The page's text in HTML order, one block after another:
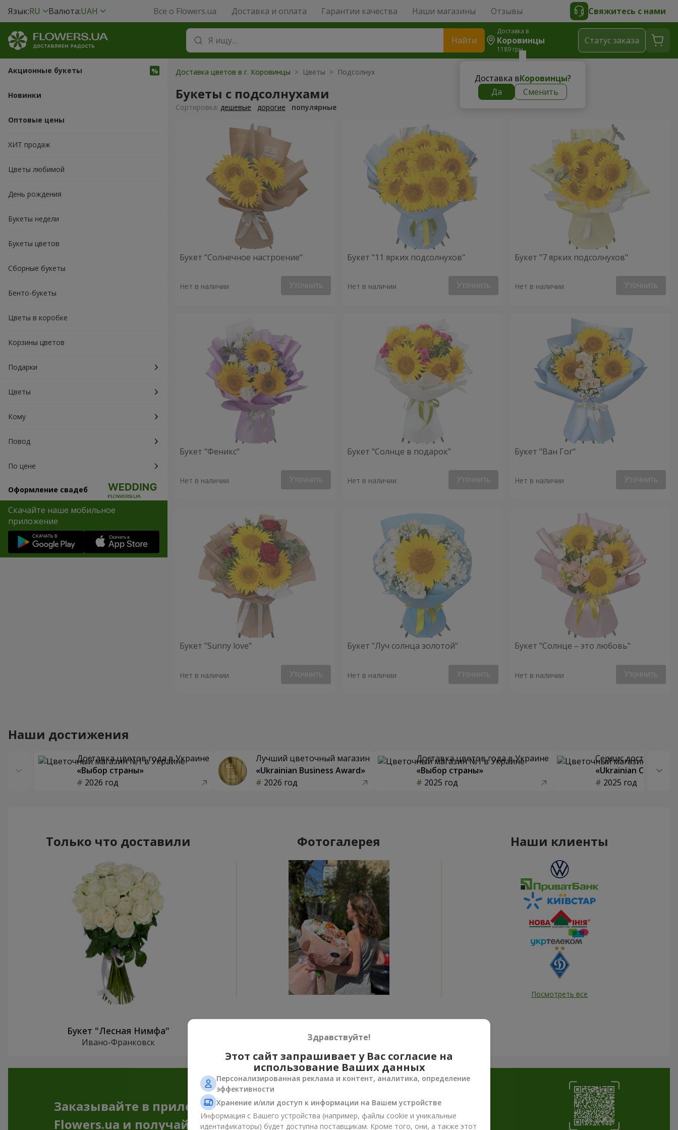
Язык:RU Валюта:UAH Все о Flowers.ua Доставка и оплата Гарантии качества Наши магазины Отзывы Свяжитесь с нами
Найти
Доставка в
Коровинцы
1189 грн
Доставка вКоровинцы?
Да
Сменить
Cтатус заказа
Акционные букеты
Новинки
Оптовые цены
ХИТ продаж
Цветы любимой
День рождения
Букеты недели
Букеты цветов
Сборные букеты
Бенто-букеты
Цветы в коробке
Корзины цветов
Подарки
Цветы
Кому
Повод
По цене
Оформление свадеб
Скачайте наше мобильное
приложение
Доставка цветов в г. Коровинцы > Цветы > Подсолнух
Букеты с подсолнухами
Cортировка: дешевые дорогие популярные
Букет "Солнечное настроение"
Нет в наличии Уточнить
Букет "11 ярких подсолнухов"
Нет в наличии Уточнить
Букет "7 ярких подсолнухов"
Нет в наличии Уточнить
Букет "Феникс"
Нет в наличии Уточнить
Букет "Солнце в подарок"
Нет в наличии Уточнить
Букет "Ван Гог"
Нет в наличии Уточнить
Букет "Sunny love"
Нет в наличии Уточнить
Букет "Луч солнца золотой"
Нет в наличии Уточнить
Букет "Солнце – это любовь"
Нет в наличии Уточнить
Наши достижения
Доставка цветов года в Украине
«Выбор страны»
2026 год
Лучший цветочный магазин
«Ukrainian Business Award»
2026 год
Доставка цветов года в Украине
«Выбор страны»
2025 год
Сервис доставки
«Ukrainian Choice»
2025 год
Только что доставили
Букет "Лесная Нимфа"
Ивано-Франковск
Фотогалерея
Все фото доставок
Заказать этот товар
Наши клиенты
Посмотреть все
Заказывайте в приложении
Flowers.ua и получайте бонусы
Здравствуйте!
Этот сайт запрашивает у Вас согласие на
использование Ваших данных
Персонализированная реклама и контент, аналитика, определение
эффективности
Хранение и/или доступ к информации на Вашем устройстве
Информация с Вашего устройства (например, файлы cookie и уникальные
идентификаторы) будет доступна поставщикам. Кроме того, они, а также этот